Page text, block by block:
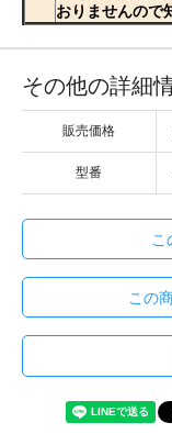
おりませんので
その他の詳細
販売価格
型番
こ
この